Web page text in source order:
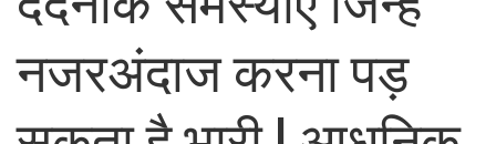
नजरअंदाज करना पड़